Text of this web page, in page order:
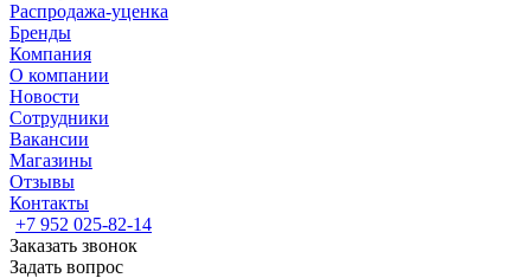
Распродажа-уценка
Бренды
Компания
О компании
Новости
Сотрудники
Вакансии
Магазины
Отзывы
Контакты
+7 952 025-82-14
Заказать звонок
Задать вопрос